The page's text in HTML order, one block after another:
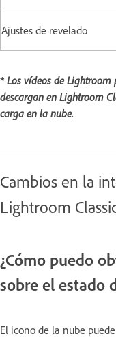
Ajustes de revelado
* Los vídeos de
descargan en Lightroom
carga en la nube.
Cambios en la
Lightroom
¿Cómo puedo
sobre el estado
El icono de la nube